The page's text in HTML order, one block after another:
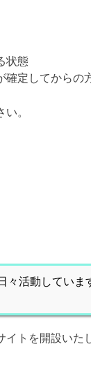
状態
確定してからの
。
活動してい
トを開設いた